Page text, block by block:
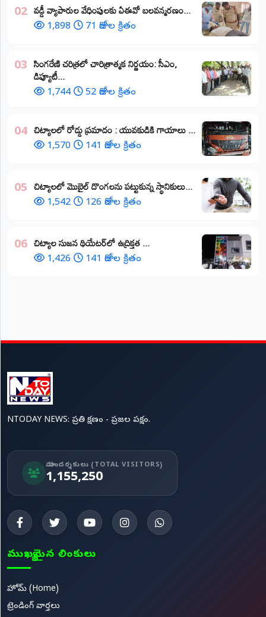
02 వడ్డీ వ్యాపారుల వేధింపులకు ఏఈవో బలవన్మరణం...
1,898 71 రోజుల క్రితం
03 ​సింగరేణి చరిత్రలో చారిత్రాత్మక నిర్ణయం: సీఎం,
డిప్యూటీ...
1,744 52 రోజుల క్రితం
04 చిట్యాలలో రోడ్డు ప్రమాదం : యువకుడికి గాయాలు ​...
1,570 141 రోజుల క్రితం
05 చిట్యాలలో మొబైల్ దొంగలను పట్టుకున్న స్థానికులు...
1,542 126 రోజుల క్రితం
06 చిట్యాల సుజన థియేటర్‌లో ఉద్రిక్తత ...
1,426 141 రోజుల క్రితం
NTODAY NEWS: ప్రతి క్షణం - ప్రజల పక్షం.
మా సందర్శకులు (TOTAL VISITORS)
1,155,250
ముఖ్యమైన లింకులు
హోమ్ (Home)
ట్రెండింగ్ వార్తలు